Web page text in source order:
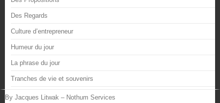
Des Regards
Culture d’entrepreneur
Humeur du jour
La phrase du jour
Tranches de vie et souvenirs
By Jacques Litwak – Nothum Services